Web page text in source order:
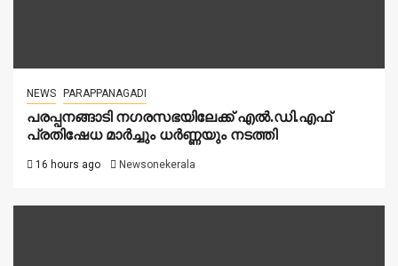
NEWS PARAPPANAGADI
പരപ്പനങ്ങാടി നഗരസഭയിലേക്ക് എൽ.ഡി.എഫ്
പ്രതിഷേധ മാർച്ചും ധർണ്ണയും നടത്തി
16 hours ago Newsonekerala